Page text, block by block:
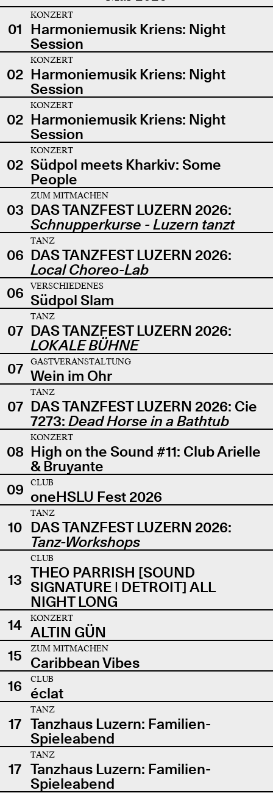
01
KONZERT
Harmoniemusik Kriens: Night
Session
02
KONZERT
Harmoniemusik Kriens: Night
Session
02
KONZERT
Harmoniemusik Kriens: Night
Session
02
KONZERT
Südpol meets Kharkiv: Some
People
03
ZUM MITMACHEN
DAS TANZFEST LUZERN 2026:
Schnupperkurse - Luzern tanzt
06
TANZ
DAS TANZFEST LUZERN 2026:
Local Choreo-Lab
06
VERSCHIEDENES
Südpol Slam
07
TANZ
DAS TANZFEST LUZERN 2026:
LOKALE BÜHNE
07
GASTVERANSTALTUNG
Wein im Ohr
07
TANZ
DAS TANZFEST LUZERN 2026: Cie
7273: Dead Horse in a Bathtub
08
KONZERT
High on the Sound #11: Club Arielle
& Bruyante
09
CLUB
oneHSLU Fest 2026
10
TANZ
DAS TANZFEST LUZERN 2026:
Tanz-Workshops
13
CLUB
THEO PARRISH [SOUND
SIGNATURE | DETROIT] ALL
NIGHT LONG
14
KONZERT
ALTIN GÜN
15
ZUM MITMACHEN
Caribbean Vibes
16
CLUB
éclat
17
TANZ
Tanzhaus Luzern: Familien-
Spieleabend
17
TANZ
Tanzhaus Luzern: Familien-
Spieleabend